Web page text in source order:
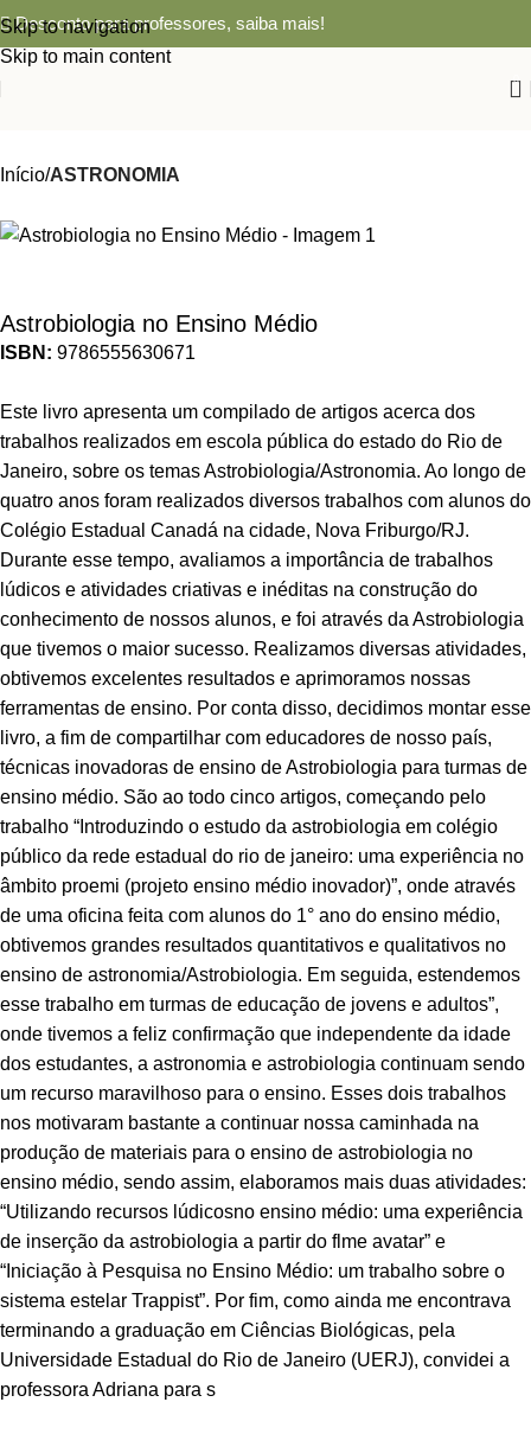
Skip to navigation
Skip to main content
Desconto para professores, saiba mais!
0
Início ASTRONOMIA
Astrobiologia no Ensino Médio
ISBN: 9786555630671
Este livro apresenta um compilado de artigos acerca dos
trabalhos realizados em escola pública do estado do Rio de
Janeiro, sobre os temas Astrobiologia/Astronomia. Ao longo de
quatro anos foram realizados diversos trabalhos com alunos do
Colégio Estadual Canadá na cidade, Nova Friburgo/RJ.
Durante esse tempo, avaliamos a importância de trabalhos
lúdicos e atividades criativas e inéditas na construção do
conhecimento de nossos alunos, e foi através da Astrobiologia
que tivemos o maior sucesso. Realizamos diversas atividades,
obtivemos excelentes resultados e aprimoramos nossas
ferramentas de ensino. Por conta disso, decidimos montar esse
livro, a fim de compartilhar com educadores de nosso país,
técnicas inovadoras de ensino de Astrobiologia para turmas de
ensino médio. São ao todo cinco artigos, começando pelo
trabalho “Introduzindo o estudo da astrobiologia em colégio
público da rede estadual do rio de janeiro: uma experiência no
âmbito proemi (projeto ensino médio inovador)”, onde através
de uma oficina feita com alunos do 1° ano do ensino médio,
obtivemos grandes resultados quantitativos e qualitativos no
ensino de astronomia/Astrobiologia. Em seguida, estendemos
esse trabalho em turmas de educação de jovens e adultos”,
onde tivemos a feliz confirmação que independente da idade
dos estudantes, a astronomia e astrobiologia continuam sendo
um recurso maravilhoso para o ensino. Esses dois trabalhos
nos motivaram bastante a continuar nossa caminhada na
produção de materiais para o ensino de astrobiologia no
ensino médio, sendo assim, elaboramos mais duas atividades:
“Utilizando recursos lúdicosno ensino médio: uma experiência
de inserção da astrobiologia a partir do flme avatar” e
“Iniciação à Pesquisa no Ensino Médio: um trabalho sobre o
sistema estelar Trappist”. Por fim, como ainda me encontrava
terminando a graduação em Ciências Biológicas, pela
Universidade Estadual do Rio de Janeiro (UERJ), convidei a
professora Adriana para s